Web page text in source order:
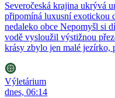
Severočeská krajina ukrývá
připomíná luxusní exotickou
nedaleko obce Nepomyšl si
vodě vysloužil výstižnou
krásy zbylo jen malé jezírko,
Výletárium
dnes, 06:14